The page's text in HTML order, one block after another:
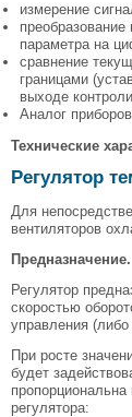
измерение
параметра на
сравнение
границами
выходе
Аналог
Технические
Регулятор
Для
вентиляторов
Предназначение.
Регулятор
скоростью
управления
При росте
будет
регулятора: